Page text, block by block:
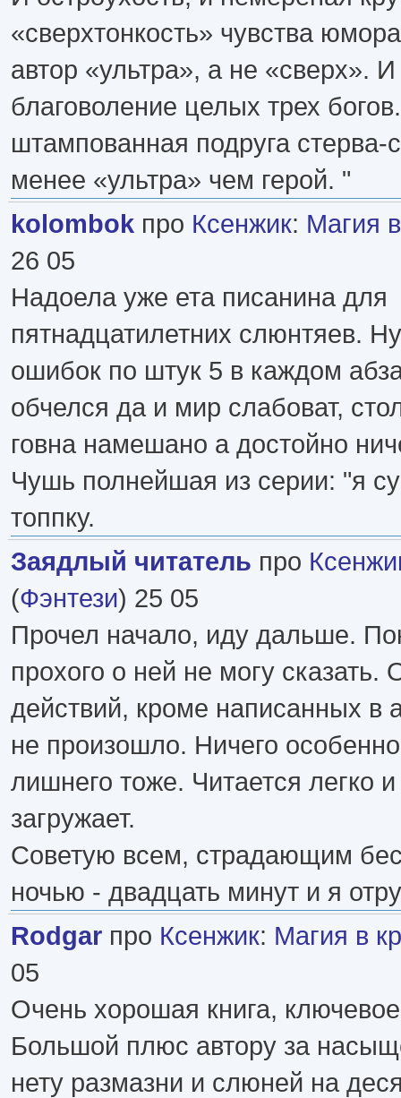
«сверхтонкость» чувства
автор «ультра», а не «сверх».
благоволение целых трех
штампованная подруга стерва-
менее «ультра» чем герой. "
kolombok про Ксенжик: Магия
26 05
Надоела уже ета писанина для
пятнадцатилетних слюнтяев.
ошибок по штук 5 в каждом
обчелся да и мир слабоват,
говна намешано а достойно
Чушь полнейшая из серии: "я
топпку.
Заядлый читатель про
(Фэнтези) 25 05
Прочел начало, иду дальше.
прохого о ней не могу сказать.
действий, кроме написанных в
не произошло. Ничего
лишнего тоже. Читается легко
загружает.
Советую всем, страдающим
ночью - двадцать минут и я
Rodgar про Ксенжик: Магия в
05
Очень хорошая книга,
Большой плюс автору за
нету размазни и слюней на